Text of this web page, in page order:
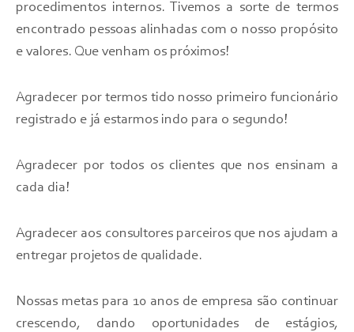
procedimentos internos. Tivemos a sorte de termos
encontrado pessoas alinhadas com o nosso propósito
e valores. Que venham os próximos!
Agradecer por termos tido nosso primeiro funcionário
registrado e já estarmos indo para o segundo!
Agradecer por todos os clientes que nos ensinam a
cada dia!
Agradecer aos consultores parceiros que nos ajudam a
entregar projetos de qualidade.
Nossas metas para 10 anos de empresa são continuar
crescendo, dando oportunidades de estágios,